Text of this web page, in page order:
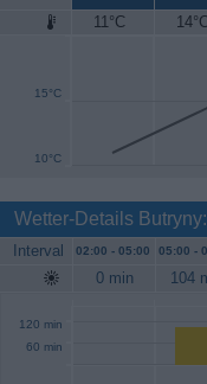
11°C
10°C
15°C
20°C
Wetter-Details
Interval 02:00 - 05:00 05:00 -
0 min 104
60 min
120 min